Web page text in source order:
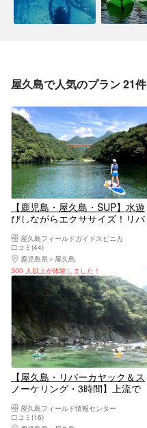
屋久島で人気のプラン 21件
【鹿児島・屋久島・SUP】水遊
びしながらエクササイズ！リバ
屋久島フィールドガイドスピニカ
口コミ(44)
鹿児島県
屋久島
300 人以上が体験しました！
【屋久島・リバーカヤック＆ス
ノーケリング・3時間】上流で
う！安房川カヤック満喫プラン
屋久島フィールド情報センター
口コミ(16)